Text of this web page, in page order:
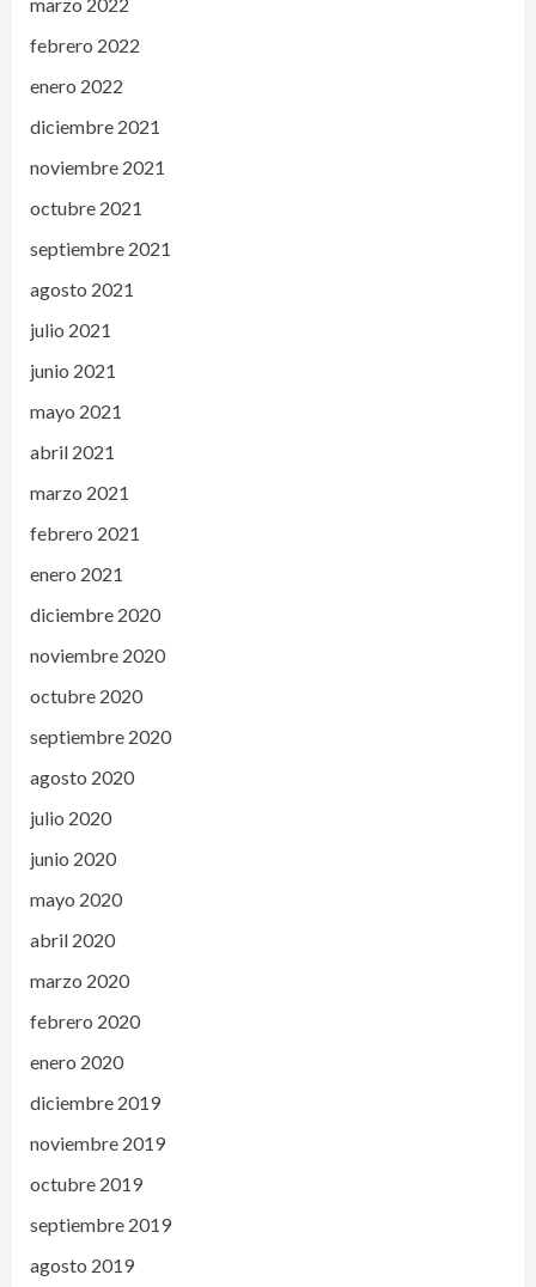
febrero 2022
enero 2022
diciembre 2021
noviembre 2021
octubre 2021
septiembre 2021
agosto 2021
julio 2021
junio 2021
mayo 2021
abril 2021
marzo 2021
febrero 2021
enero 2021
diciembre 2020
noviembre 2020
octubre 2020
septiembre 2020
agosto 2020
julio 2020
junio 2020
mayo 2020
abril 2020
marzo 2020
febrero 2020
enero 2020
diciembre 2019
noviembre 2019
octubre 2019
septiembre 2019
agosto 2019